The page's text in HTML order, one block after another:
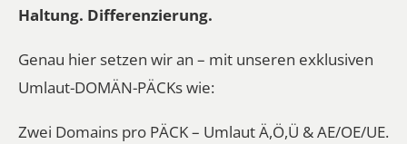
Haltung. Differenzierung.
Genau hier setzen wir an – mit unseren exklusiven
Umlaut-DOMÄN-PÄCKs wie:
Zwei Domains pro PÄCK – Umlaut Ä,Ö,Ü & AE/OE/UE.